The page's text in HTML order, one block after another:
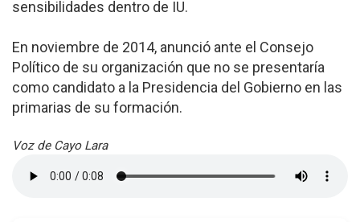
sensibilidades dentro de IU.
En noviembre de 2014, anunció ante el Consejo
Político de su organización que no se presentaría
como candidato a la Presidencia del Gobierno en las
primarias de su formación.
Voz de Cayo Lara